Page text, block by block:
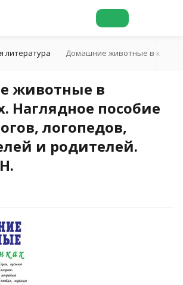
литература Домашние животные в
животные в
Наглядное пособие
логопедов,
и родителей.